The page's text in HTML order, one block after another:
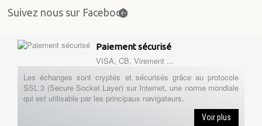
Suivez nous sur Facebook
Paiement sécurisé
VISA, CB, Virement ...
Les échanges sont cryptés et sécurisés grâce au protocole
SSL 3 (Secure Socket Layer) sur Internet, une norme mondiale
qui est utilisable par les principaux navigateurs.
Voir plus